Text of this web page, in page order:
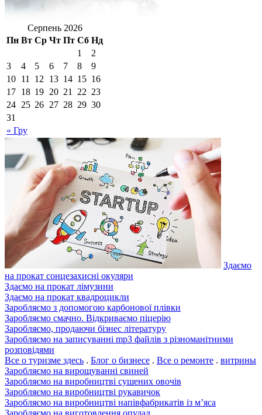
Серпень 2026
Пн Вт Ср Чт Пт Сб Нд
« Гру
1
2
3
4 5 6 7 8
9
10 11 12 13 14 15 16
17 18 19 20 21 22 23
24 25 26 27 28 29 30
31
Здаємо
на прокат сонцезахисні окуляри
Здаємо на прокат лімузини
Здаємо на прокат квадроцикли
Заробляємо з допомогою карбонової плівки
Заробляємо смачно. Відкриваємо піцерію
Заробляємо, продаючи бізнес літературу
Заробляємо на записуванні mp3 файлів з різноманітними
розповідями
Все о туризме здесь . Блог о бизнесе . Все о ремонте . витрины
Заробляємо на вирощуванні свиней
Заробляємо на виробництві сушених овочів
Заробляємо на виробництві рукавичок
Заробляємо на виробництві напівфабрикатів із м’яса